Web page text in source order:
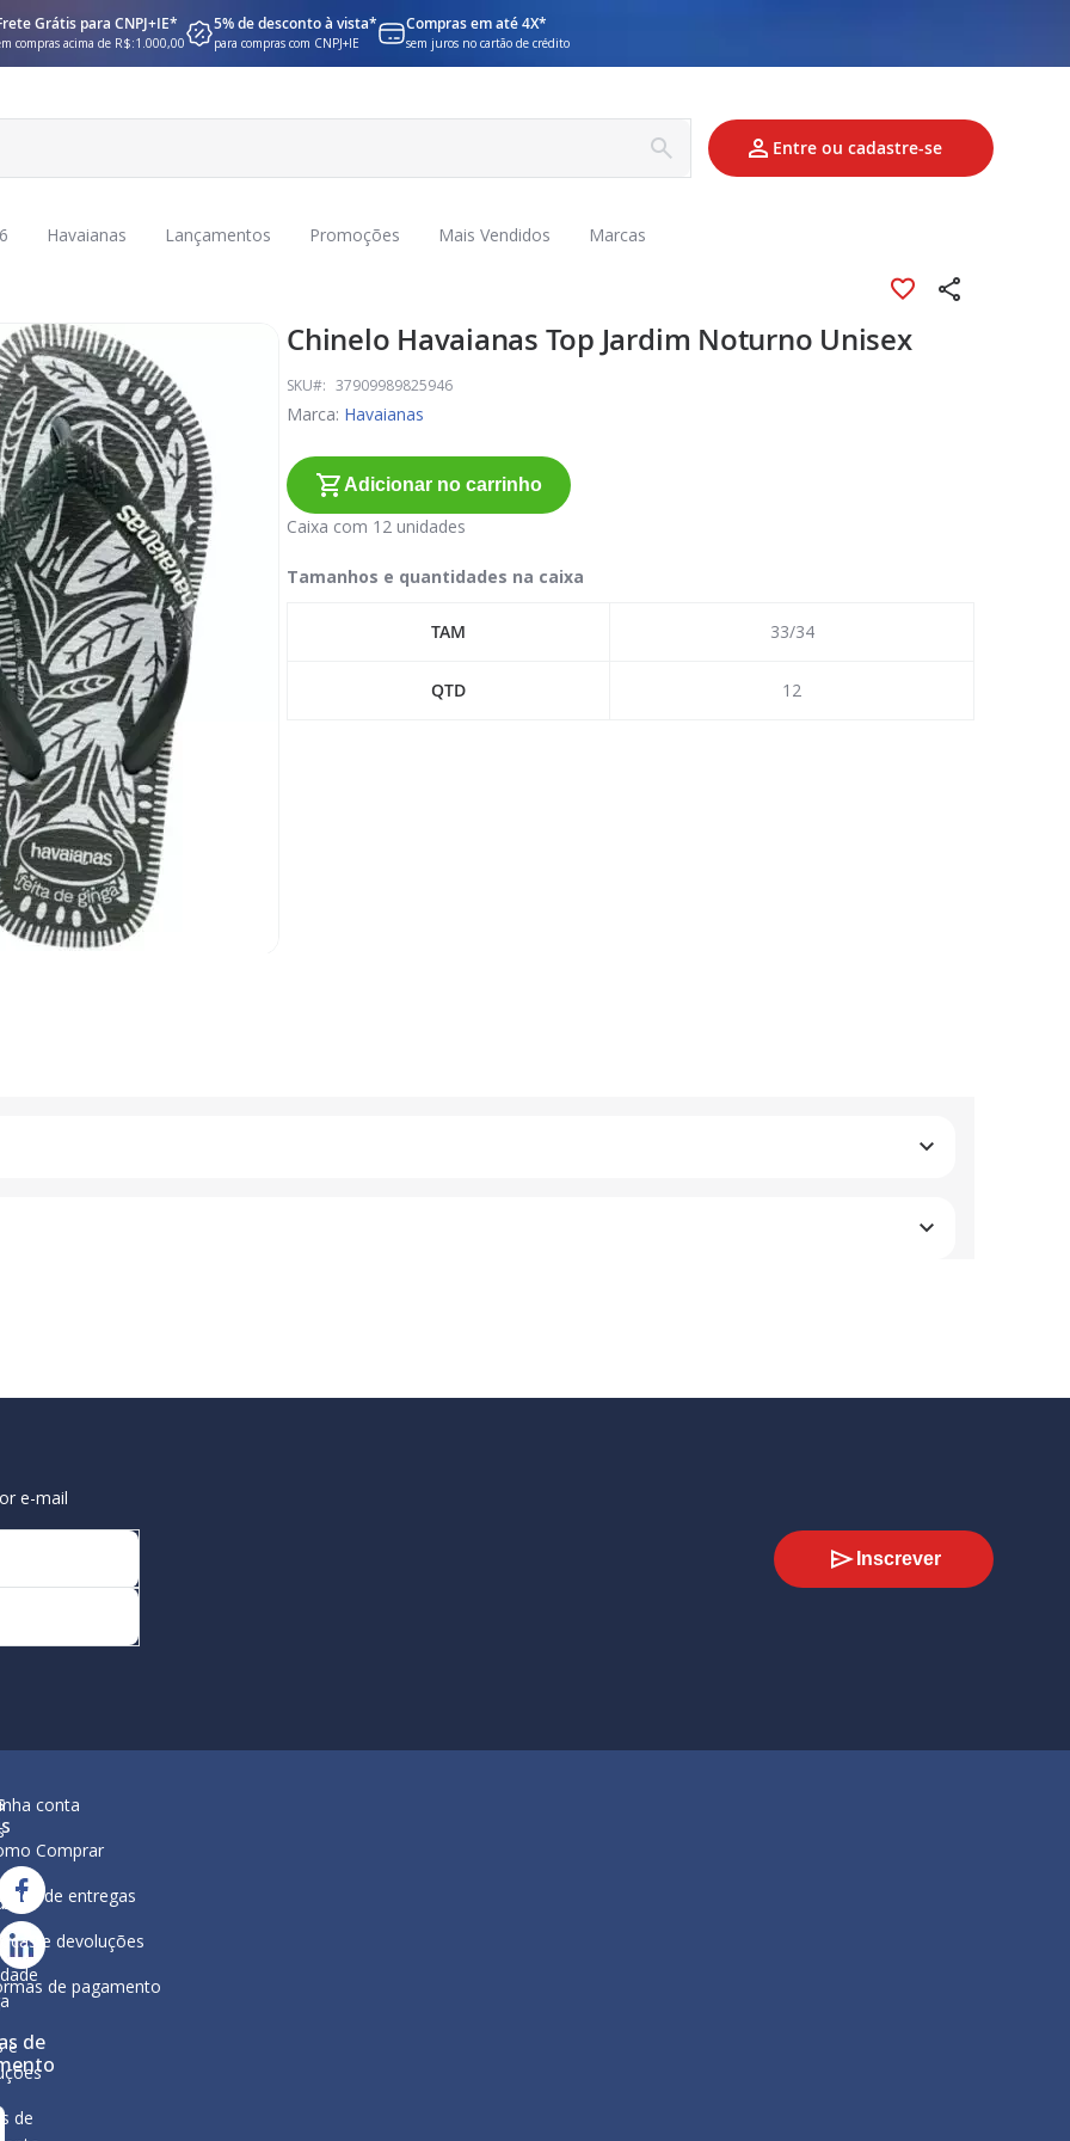
Grátis para CNPJ+IE*
compras acima de R$:1.000,00
5% de desconto à vista*
para compras com CNPJ+IE
Compras em até 4X*
sem juros no cartão de crédito
Entre ou cadastre-se
Havaianas Lançamentos Promoções Mais Vendidos Marcas
Chinelo Havaianas Top Jardim Noturno Unisex
SKU 37909989825946
Marca: Havaianas
Adicionar no carrinho
Caixa com 12 unidades
Tamanhos e quantidades na caixa
TAM 33/34
QTD 12
e-mail
Inscrever
e
de
de
de
conta
Comprar
de entregas
e devoluções
de pagamento